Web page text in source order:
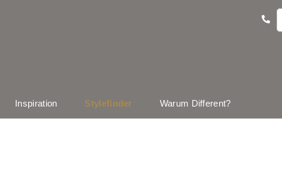
Inspiration Stylefinder Warum Different?